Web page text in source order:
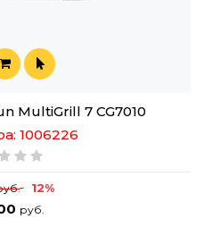
MultiGrill 7 CG7010
1006226
12%
руб.